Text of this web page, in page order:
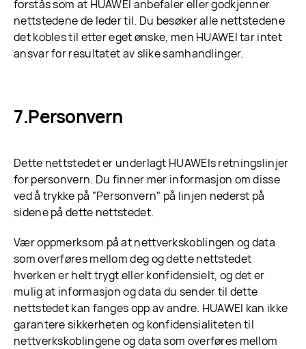
forstås som at HUAWEI anbefaler eller godkjenner
nettstedene de leder til. Du besøker alle nettstedene
det kobles til etter eget ønske, men HUAWEI tar intet
ansvar for resultatet av slike samhandlinger.
Personvern
Dette nettstedet er underlagt HUAWEIs retningslinjer
for personvern. Du finner mer informasjon om disse
ved å trykke på "Personvern" på linjen nederst på
sidene på dette nettstedet.
Vær oppmerksom på at nettverkskoblingen og data
som overføres mellom deg og dette nettstedet
hverken er helt trygt eller konfidensielt, og det er
mulig at informasjon og data du sender til dette
nettstedet kan fanges opp av andre. HUAWEI kan ikke
garantere sikkerheten og konfidensialiteten til
nettverkskoblingene og data som overføres mellom